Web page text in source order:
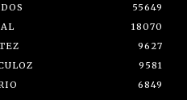
55649
18070
9627
9581
6849